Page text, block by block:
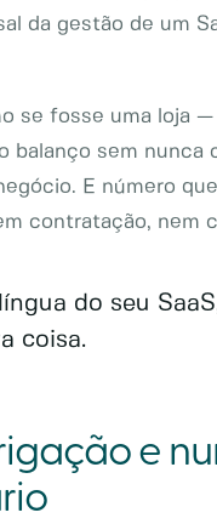
da gestão de um
se fosse uma loja
balanço sem nunca
E número
contratação, nem
do seu
coisa.
e